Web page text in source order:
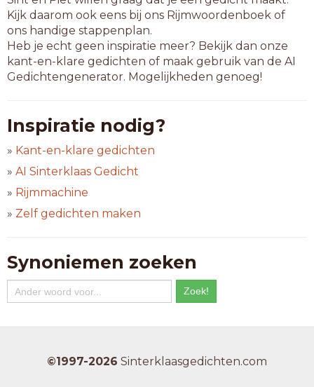
Kijk daarom ook eens bij ons Rijmwoordenboek of
ons handige stappenplan.
Heb je echt geen inspiratie meer? Bekijk dan onze
kant-en-klare gedichten of maak gebruik van de AI
Gedichtengenerator. Mogelijkheden genoeg!
Inspiratie nodig?
» Kant-en-klare gedichten
» AI Sinterklaas Gedicht
» Rijmmachine
» Zelf gedichten maken
Synoniemen zoeken
©1997-2026 Sinterklaasgedichten.com